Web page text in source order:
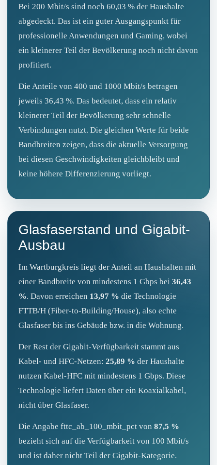
Bei 200 Mbit/s sind noch 60,03 % der Haushalte
abgedeckt. Das ist ein guter Ausgangspunkt für
professionelle Anwendungen und Gaming, wobei
ein kleinerer Teil der Bevölkerung noch nicht davon
profitiert.
Die Anteile von 400 und 1000 Mbit/s betragen
jeweils 36,43 %. Das bedeutet, dass ein relativ
kleinerer Teil der Bevölkerung sehr schnelle
Verbindungen nutzt. Die gleichen Werte für beide
Bandbreiten zeigen, dass die aktuelle Versorgung
bei diesen Geschwindigkeiten gleichbleibt und
keine höhere Differenzierung vorliegt.
Glasfaserstand und Gigabit-
Ausbau
Im Wartburgkreis liegt der Anteil an Haushalten mit
einer Bandbreite von mindestens 1 Gbps bei 36,43
%. Davon erreichen 13,97 % die Technologie
FTTB/H (Fiber‑to‑Building/House), also echte
Glasfaser bis ins Gebäude bzw. in die Wohnung.
Der Rest der Gigabit‑Verfügbarkeit stammt aus
Kabel- und HFC‑Netzen: 25,89 % der Haushalte
nutzen Kabel‑HFC mit mindestens 1 Gbps. Diese
Technologie liefert Daten über ein Koaxialkabel,
nicht über Glasfaser.
Die Angabe fttc_ab_100_mbit_pct von 87,5 %
bezieht sich auf die Verfügbarkeit von 100 Mbit/s
und ist daher nicht Teil der Gigabit‑Kategorie.